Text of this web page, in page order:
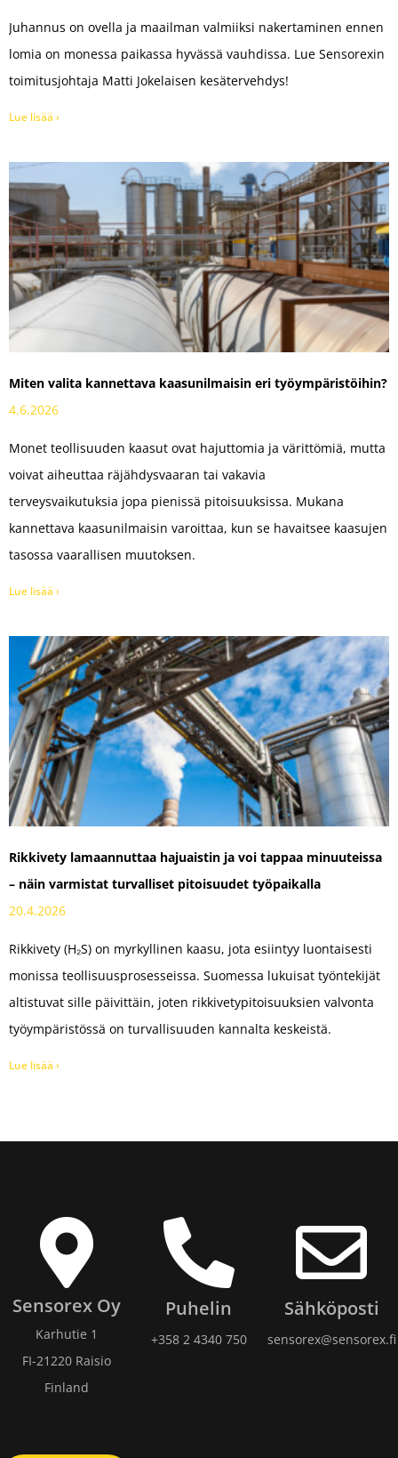
Juhannus on ovella ja maailman valmiiksi nakertaminen ennen
lomia on monessa paikassa hyvässä vauhdissa. Lue Sensorexin
toimitusjohtaja Matti Jokelaisen kesätervehdys!
Lue lisää ›
Miten valita kannettava kaasun­ilmaisin eri työympäristöihin?
4.6.2026
Monet teollisuuden kaasut ovat hajuttomia ja värittömiä, mutta
voivat aiheuttaa räjähdysvaaran tai vakavia
terveysvaikutuksia jopa pienissä pitoisuuksissa. Mukana
kannettava kaasunilmaisin varoittaa, kun se havaitsee kaasujen
tasossa vaarallisen muutoksen.
Lue lisää ›
Rikkivety lamaannuttaa hajuaistin ja voi tappaa minuuteissa
– näin varmistat turvalliset pitoisuudet työpaikalla
20.4.2026
Rikkivety (H₂S) on myrkyllinen kaasu, jota esiintyy luontaisesti
monissa teollisuusprosesseissa. Suomessa lukuisat työntekijät
altistuvat sille päivittäin, joten rikkivetypitoisuuksien valvonta
työympäristössä on turvallisuuden kannalta keskeistä.
Lue lisää ›
Sensorex Oy
Karhutie 1
FI-21220 Raisio
Finland
Puhelin
+358 2 4340 750​
Sähköposti
sensorex@sensorex.fi